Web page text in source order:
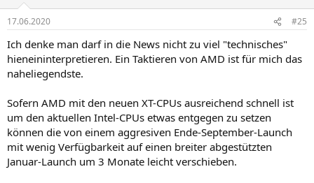
17.06.2020 #25
Ich denke man darf in die News nicht zu viel "technisches"
hieneininterpretieren. Ein Taktieren von AMD ist für mich das
naheliegendste.
Sofern AMD mit den neuen XT-CPUs ausreichend schnell ist
um den aktuellen Intel-CPUs etwas entgegen zu setzen
können die von einem aggresiven Ende-September-Launch
mit wenig Verfügbarkeit auf einen breiter abgestützten
Januar-Launch um 3 Monate leicht verschieben.